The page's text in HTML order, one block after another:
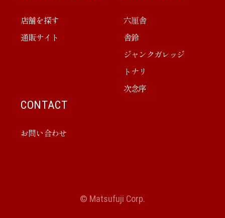
店舗を探す
通販サイト
六厘舎
舎鈴
ジャンクガレッジ
トナリ
次念序
CONTACT
お問い合わせ
© Matsufuji Corp.